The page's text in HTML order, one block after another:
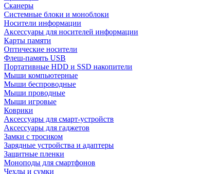
Сканеры
Системные блоки и моноблоки
Носители информации
Аксессуары для носителей информации
Карты памяти
Оптические носители
Флеш-память USB
Портативные HDD и SSD накопители
Мыши компьютерные
Мыши беспроводные
Мыши проводные
Мыши игровые
Коврики
Аксессуары для смарт-устройств
Аксессуары для гаджетов
Замки с тросиком
Зарядные устройства и адаптеры
Защитные пленки
Моноподы для смартфонов
Чехлы и сумки